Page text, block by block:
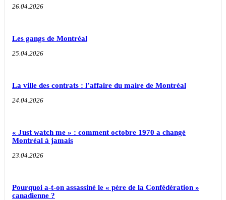
26.04.2026
Les gangs de Montréal
25.04.2026
La ville des contrats : l’affaire du maire de Montréal
24.04.2026
« Just watch me » : comment octobre 1970 a changé
Montréal à jamais
23.04.2026
Pourquoi a-t-on assassiné le « père de la Confédération »
canadienne ?